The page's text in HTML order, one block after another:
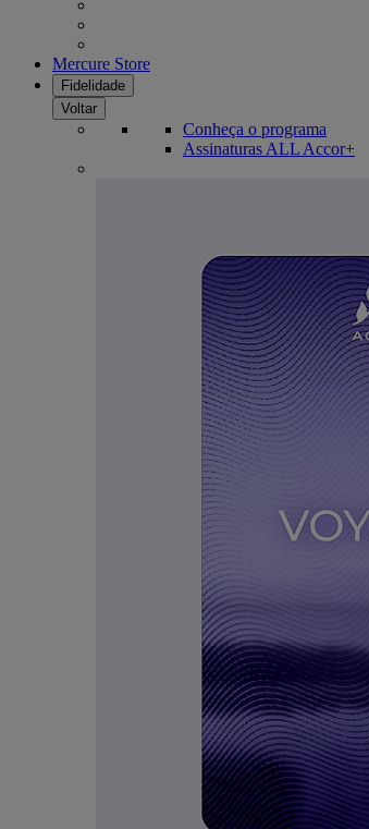
Mercure Store
Fidelidade
Voltar
Conheça o programa
Assinaturas ALL Accor+